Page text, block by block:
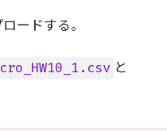
ードする。
と